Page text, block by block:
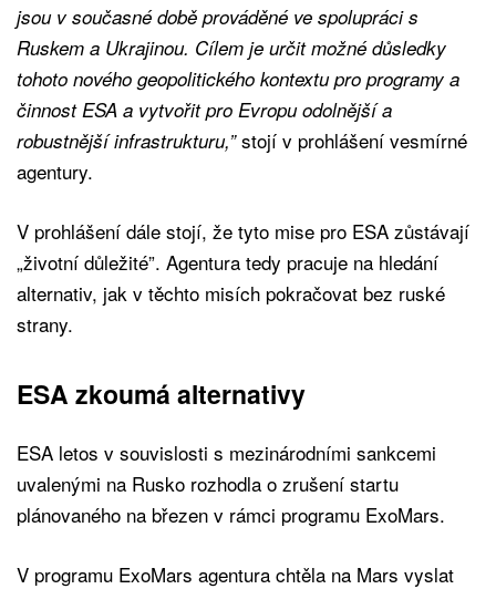
jsou v současné době prováděné ve spolupráci s
Ruskem a Ukrajinou. Cílem je určit možné důsledky
tohoto nového geopolitického kontextu pro programy a
činnost ESA a vytvořit pro Evropu odolnější a
robustnější infrastrukturu,”stojí v prohlášení vesmírné
agentury.
V prohlášení dále stojí, že tyto mise pro ESA zůstávají
„životní důležité”. Agentura tedy pracuje na hledání
alternativ, jak v těchto misích pokračovat bez ruské
strany.
ESA zkoumá alternativy
ESA letos v souvislosti s mezinárodními sankcemi
uvalenými na Rusko rozhodla o zrušení startu
plánovaného na březen v rámci programu ExoMars.
V programu ExoMars agentura chtěla na Mars vyslat